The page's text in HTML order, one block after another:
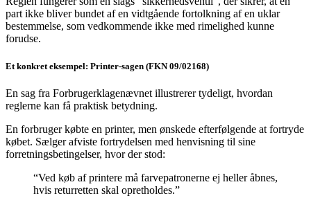
part ikke bliver bundet af en vidtgående fortolkning af en uklar
bestemmelse, som vedkommende ikke med rimelighed kunne
forudse.
Et konkret eksempel: Printer-sagen (FKN 09/02168)
En sag fra Forbrugerklagenævnet illustrerer tydeligt, hvordan
reglerne kan få praktisk betydning.
En forbruger købte en printer, men ønskede efterfølgende at fortryde
købet. Sælger afviste fortrydelsen med henvisning til sine
forretningsbetingelser, hvor der stod:
“Ved køb af printere må farvepatronerne ej heller åbnes,
hvis returretten skal opretholdes.”